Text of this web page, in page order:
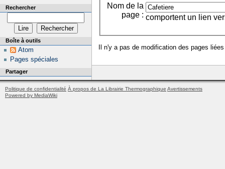
Nom de la
page : comportent un lien
Il n'y a pas de modification des pages
Rechercher
Boîte à outils
Atom
Pages spéciales
Partager
Politique de confidentialité À propos de La Librairie Thermographique Avertissements
Powered by MediaWiki